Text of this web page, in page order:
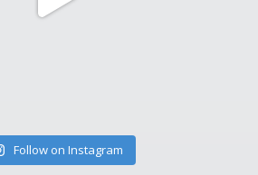
Follow on Instagram